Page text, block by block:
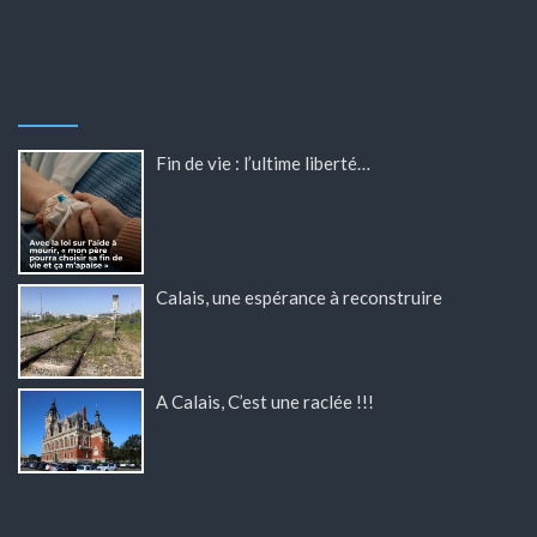
Fin de vie : l’ultime liberté…
Calais, une espérance à reconstruire
A Calais, C’est une raclée !!!